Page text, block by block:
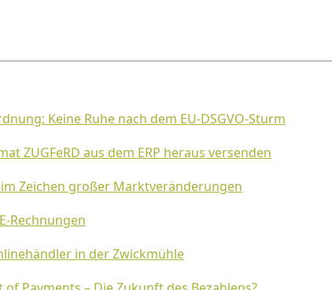
Keine Ruhe nach dem EU-DSGVO-Sturm
ZUGFeRD aus dem ERP heraus versenden
Zeichen großer Marktveränderungen
Rechnungen
in der Zwickmühle